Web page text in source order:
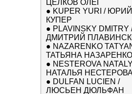
ЦЕЛКОВ ОЛЕГ
● KUPER YURI / ЮРИЙ
КУПЕР
● PLAVINSKY DMITRY
ДМИТРИЙ
● NAZARENKO
ТАТЬЯНА НАЗАРЕНКО
● NESTEROVA
НАТАЛЬЯ
● DULFAN LUCIEN /
ЛЮСЬЕН ДЮЛЬФАН